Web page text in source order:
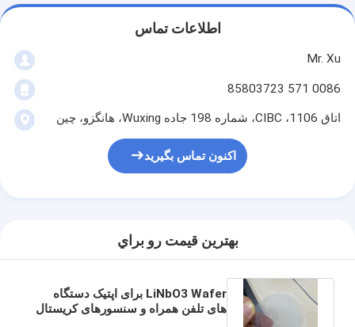
اطلاعات تماس
Mr. Xu
0086 571 85803723
اتاق 1106، CIBC، شماره 198 جاده Wuxing، هانگزو، چین
اکنون تماس بگیرید
بهترين قيمت رو براي
LiNbO3 Wafer برای اپتیک دستگاه
های تلفن همراه و سنسورهای کریستال